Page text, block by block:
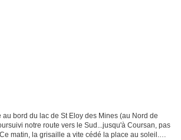
bord du lac de St Eloy des Mines (au Nord de
notre route vers le Sud...jusqu'à Coursan, pas
matin, la grisaille a vite cédé la place au soleil.